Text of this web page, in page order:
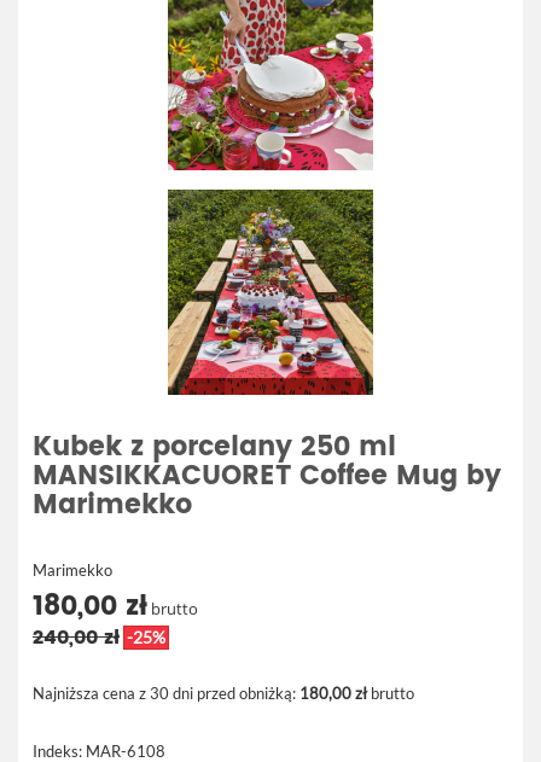
Kubek z porcelany 250 ml
MANSIKKACUORET Coffee Mug by
Marimekko
Marimekko
180,00 zł brutto
240,00 zł -25%
Najniższa cena z 30 dni przed obniżką: 180,00 złbrutto
Indeks: MAR-6108